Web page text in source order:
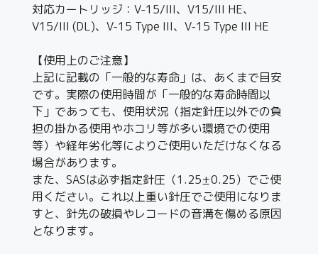
対応カートリッジ：V-15/III、V15/III HE、
V15/III (DL)、V-15 Type III、V-15 Type III HE
【使用上のご注意】
上記に記載の「一般的な寿命」は、あくまで目安
です。実際の使用時間が「一般的な寿命時間以
下」であっても、使用状況（指定針圧以外での負
担の掛かる使用やホコリ等が多い環境での使用
等）や経年劣化等によりご使用いただけなくなる
場合があります。
また、SASは必ず指定針圧（1.25±0.25）でご使
用ください。これ以上重い針圧でご使用になりま
すと、針先の破損やレコードの音溝を傷める原因
となります。